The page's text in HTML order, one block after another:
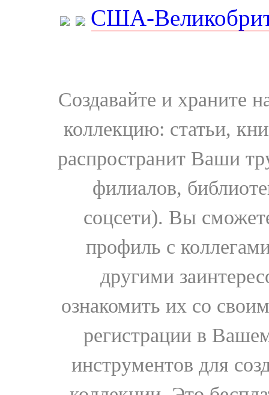
США-
Создавайте и храните
коллекцию: статьи,
распространит Ваши
филиалов,
соцсети). Вы
профиль с
другими
ознакомить их со
регистрации в
инструментов для